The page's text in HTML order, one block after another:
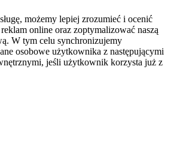
możemy lepiej zrozumieć i ocenić
online oraz zoptymalizować naszą
W tym celu synchronizujemy
osobowe użytkownika z następującymi
jeśli użytkownik korzysta już z